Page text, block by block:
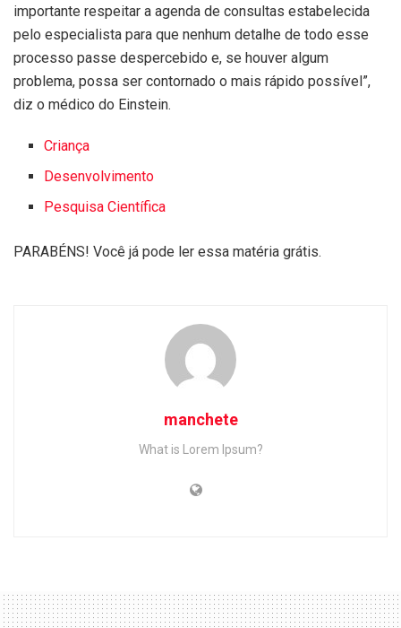
importante respeitar a agenda de consultas estabelecida
pelo especialista para que nenhum detalhe de todo esse
processo passe despercebido e, se houver algum
problema, possa ser contornado o mais rápido possível”,
diz o médico do Einstein.
Criança
Desenvolvimento
Pesquisa Científica
PARABÉNS! Você já pode ler essa matéria grátis.
manchete
What is Lorem Ipsum?